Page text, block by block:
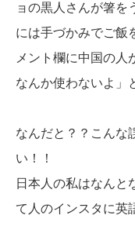
ョの黒人さんが箸を
には手づかみでご飯
メント欄に中国の人
なんか使わないよ」
なんだと？？こんな
い！！
日本人の私はなんと
て人のインスタに英